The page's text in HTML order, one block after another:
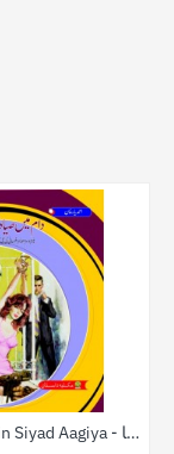
-20%Daam Main Siyad Aagiya - دام میں صیاد آگیا